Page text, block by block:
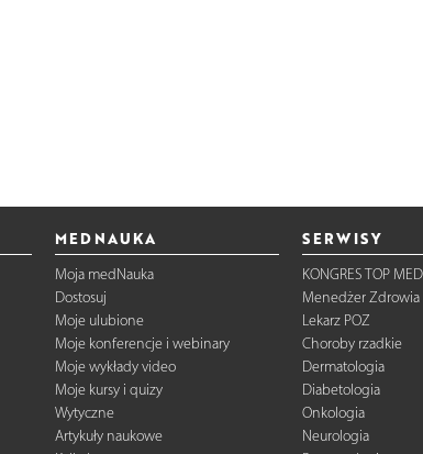
MEDNAUKA
Moja medNauka
Dostosuj
Moje ulubione
Moje konferencje i webinary
Moje wykłady video
Moje kursy i quizy
Wytyczne
Artykuły naukowe
SERWISY
KONGRES TOP
Menedżer Zdrowia
Lekarz POZ
Choroby rzadkie
Dermatologia
Diabetologia
Onkologia
Neurologia